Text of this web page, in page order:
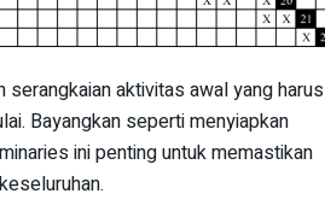
aktivitas awal yang harus
Bayangkan seperti menyiapkan
ini penting untuk memastikan